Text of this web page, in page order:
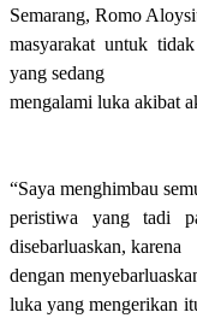
Semarang, Romo
masyarakat untuk
yang sedang
mengalami luka akibat
“Saya menghimbau
peristiwa yang tadi
disebarluaskan, karena
dengan
luka yang mengerikan